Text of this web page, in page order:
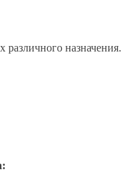
различного назначения.